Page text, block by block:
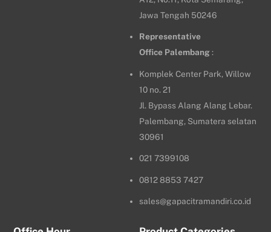
Jawa Tengah 50246
Representative
Office Palembang :
Komplek Center Park, Willow
10 no. 21
Jl. Bypass Alang Alang Lebar.
Palembang, Sumatera selatan
30961
021 7399108
0812 8853 7427
sales@gapacitramandiri.co.id